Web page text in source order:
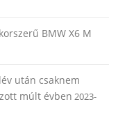
BMW X6 M
után csaknem
múlt évben 2023-